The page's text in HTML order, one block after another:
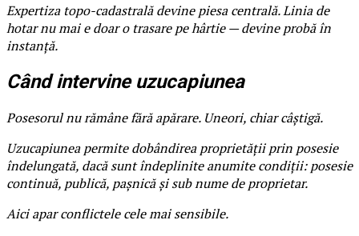
Expertiza topo-cadastrală devine piesa centrală. Linia de
hotar nu mai e doar o trasare pe hârtie — devine probă în
instanță.
Când intervine uzucapiunea
Posesorul nu rămâne fără apărare. Uneori, chiar câștigă.
Uzucapiunea permite dobândirea proprietății prin posesie
îndelungată, dacă sunt îndeplinite anumite condiții: posesie
continuă, publică, pașnică și sub nume de proprietar.
Aici apar conflictele cele mai sensibile.